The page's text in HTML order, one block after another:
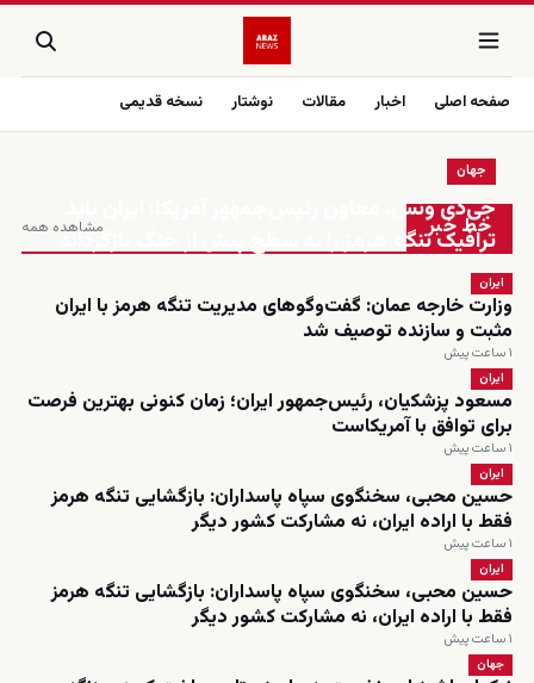
صفحه اصلی اخبار مقالات نوشتار نسخه قدیمی
زنده
خط خبر مشاهده همه
جهان
جی‌دی ونس، معاون رئیس‌جمهور آمریکا: ایران باید
ترافیک تنگه هرمز را به سطح پیش از جنگ بازگرداند
ایران
وزارت خارجه عمان: گفت‌وگوهای مدیریت تنگه هرمز با ایران
مثبت و سازنده توصیف شد
۱ ساعت پیش
ایران
مسعود پزشکیان، رئیس‌جمهور ایران؛ زمان کنونی بهترین فرصت
برای توافق با آمریکاست
۱ ساعت پیش
ایران
حسین محبی، سخنگوی سپاه پاسداران: بازگشایی تنگه هرمز
فقط با اراده ایران، نه مشارکت کشور دیگر
۱ ساعت پیش
ایران
حسین محبی، سخنگوی سپاه پاسداران: بازگشایی تنگه هرمز
فقط با اراده ایران، نه مشارکت کشور دیگر
۱ ساعت پیش
جهان